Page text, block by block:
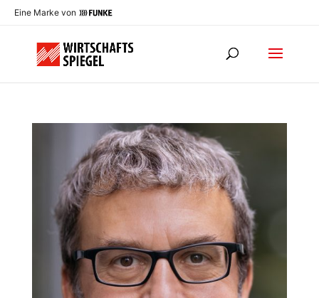
Eine Marke von